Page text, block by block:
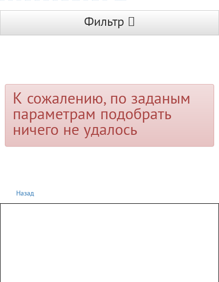
Фильтр
К сожалению, по заданым
параметрам подобрать
ничего не удалось
Назад